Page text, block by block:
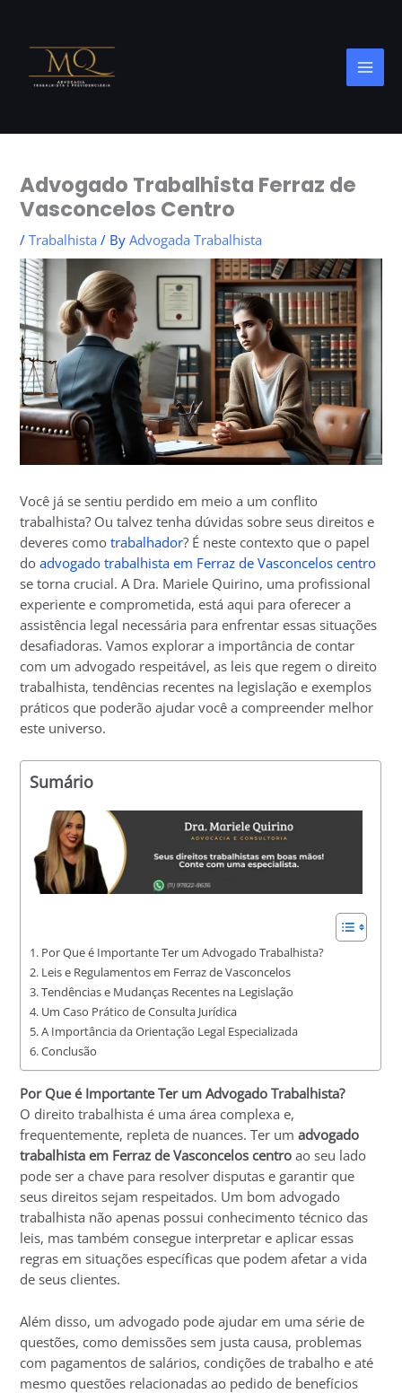
content
Advogado Trabalhista Ferraz de
Vasconcelos Centro
/Trabalhista / ByAdvogada Trabalhista
Você já se sentiu perdido em meio a um conflito
trabalhista? Ou talvez tenha dúvidas sobre seus direitos e
deveres comotrabalhador? É neste contexto que o papel
doadvogado trabalhista em Ferraz de Vasconcelos centro
se torna crucial. A Dra. Mariele Quirino, uma profissional
experiente e comprometida, está aqui para oferecer a
assistência legal necessária para enfrentar essas situações
desafiadoras. Vamos explorar a importância de contar
com um advogado respeitável, as leis que regem o direito
trabalhista, tendências recentes na legislação e exemplos
práticos que poderão ajudar você a compreender melhor
este universo.
Sumário
Por Que é Importante Ter um Advogado Trabalhista?
Leis e Regulamentos em Ferraz de Vasconcelos
Tendências e Mudanças Recentes na Legislação
Um Caso Prático de Consulta Jurídica
A Importância da Orientação Legal Especializada
Conclusão
Por Que é Importante Ter um Advogado Trabalhista?
O direito trabalhista é uma área complexa e,
frequentemente, repleta de nuances. Ter umadvogado
trabalhista em Ferraz de Vasconcelos centro ao seu lado
pode ser a chave para resolver disputas e garantir que
seus direitos sejam respeitados. Um bom advogado
trabalhista não apenas possui conhecimento técnico das
leis, mas também consegue interpretar e aplicar essas
regras em situações específicas que podem afetar a vida
de seus clientes.
Além disso, um advogado pode ajudar em uma série de
questões, como demissões sem justa causa, problemas
com pagamentos de salários, condições de trabalho e até
mesmo questões relacionadas ao pedido de benefícios